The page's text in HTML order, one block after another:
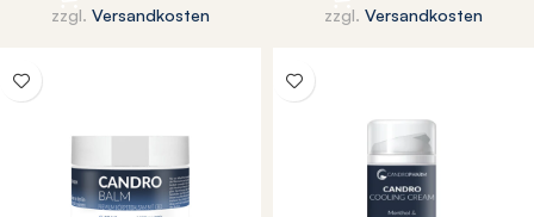
zzgl. Versandkosten zzgl. Versandkosten